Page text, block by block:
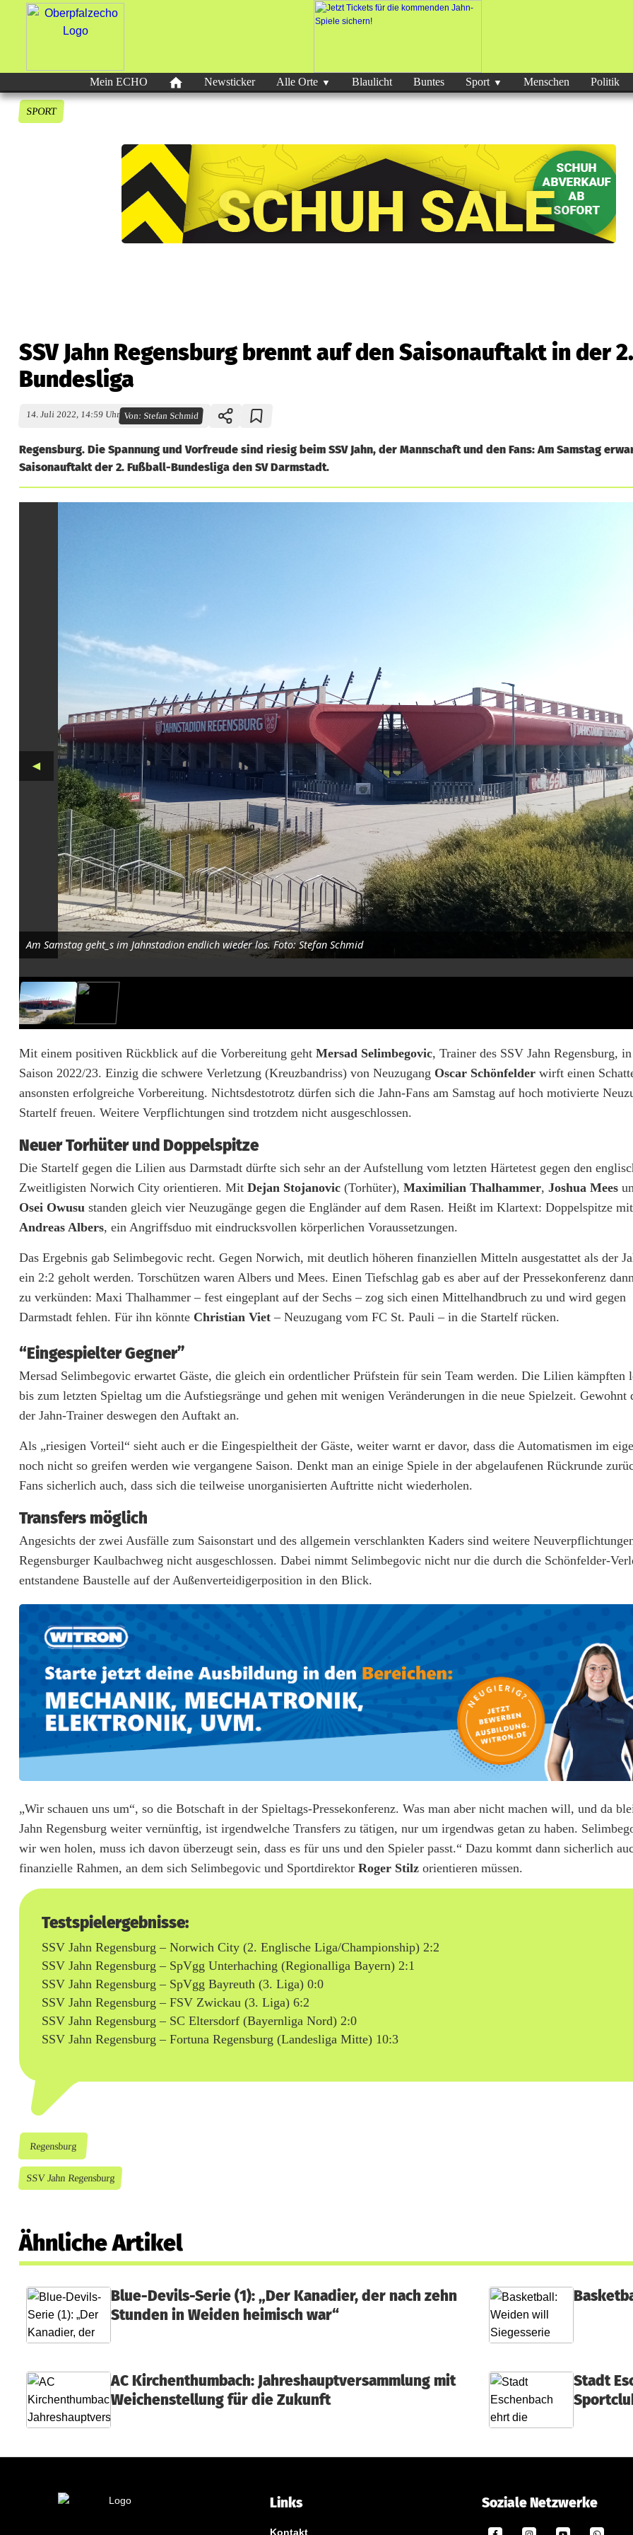
Mein ECHO Newsticker Alle Orte Blaulicht Buntes Sport Menschen Politik
SPORT
SSV Jahn Regensburg brennt auf den Saisonauftakt in der 2.
Bundesliga
14. Juli 2022, 14:59 Uhr Von: Stefan Schmid
Regensburg. Die Spannung und Vorfreude sind riesig beim SSV Jahn, der Mannschaft und den Fans: Am Samstag
Saisonauftakt der 2. Fußball-Bundesliga den SV Darmstadt.
g
e
g
r
e
n
n
t
u
f
d
n
S
a
i
s
o
a
u
f
t
a
k
e
r
2
B
u
d
a
Am Samstag geht_s im Jahnstadion endlich wieder los. Foto: Stefan Schmid
◄
Mit einem positiven Rückblick auf die Vorbereitung geht Mersad Selimbegovic, Trainer des SSV Jahn Regensburg,
Saison 2022/23. Einzig die schwere Verletzung (Kreuzbandriss) von Neuzugang Oscar Schönfelder wirft einen
ansonsten erfolgreiche Vorbereitung. Nichtsdestotrotz dürfen sich die Jahn-Fans am Samstag auf hoch motivierte
Startelf freuen. Weitere Verpflichtungen sind trotzdem nicht ausgeschlossen.
Neuer Torhüter und Doppelspitze
Die Startelf gegen die Lilien aus Darmstadt dürfte sich sehr an der Aufstellung vom letzten Härtetest gegen den
Zweitligisten Norwich City orientieren. Mit Dejan Stojanovic (Torhüter), Maximilian Thalhammer, Joshua Mees
Osei Owusu standen gleich vier Neuzugänge gegen die Engländer auf dem Rasen. Heißt im Klartext: Doppelspitze
Andreas Albers, ein Angriffsduo mit eindrucksvollen körperlichen Voraussetzungen.
Das Ergebnis gab Selimbegovic recht. Gegen Norwich, mit deutlich höheren finanziellen Mitteln ausgestattet als der
ein 2:2 geholt werden. Torschützen waren Albers und Mees. Einen Tiefschlag gab es aber auf der Pressekonferenz
zu verkünden: Maxi Thalhammer – fest eingeplant auf der Sechs – zog sich einen Mittelhandbruch zu und wird gegen
Darmstadt fehlen. Für ihn könnte Christian Viet – Neuzugang vom FC St. Pauli – in die Startelf rücken.
“Eingespielter Gegner”
Mersad Selimbegovic erwartet Gäste, die gleich ein ordentlicher Prüfstein für sein Team werden. Die Lilien kämpften
bis zum letzten Spieltag um die Aufstiegsränge und gehen mit wenigen Veränderungen in die neue Spielzeit. Gewohnt
der Jahn-Trainer deswegen den Auftakt an.
Als „riesigen Vorteil“ sieht auch er die Eingespieltheit der Gäste, weiter warnt er davor, dass die Automatismen im
noch nicht so greifen werden wie vergangene Saison. Denkt man an einige Spiele in der abgelaufenen Rückrunde
Fans sicherlich auch, dass sich die teilweise unorganisierten Auftritte nicht wiederholen.
Transfers möglich
Angesichts der zwei Ausfälle zum Saisonstart und des allgemein verschlankten Kaders sind weitere
Regensburger Kaulbachweg nicht ausgeschlossen. Dabei nimmt Selimbegovic nicht nur die durch die Schönfelder-
entstandene Baustelle auf der Außenverteidigerposition in den Blick.
„Wir schauen uns um“, so die Botschaft in der Spieltags-Pressekonferenz. Was man aber nicht machen will, und da
Jahn Regensburg weiter vernünftig, ist irgendwelche Transfers zu tätigen, nur um irgendwas getan zu haben.
wir wen holen, muss ich davon überzeugt sein, dass es für uns und den Spieler passt.“ Dazu kommt dann sicherlich
finanzielle Rahmen, an dem sich Selimbegovic und Sportdirektor Roger Stilz orientieren müssen.
Testspielergebnisse:
SSV Jahn Regensburg – Norwich City (2. Englische Liga/Championship) 2:2
SSV Jahn Regensburg – SpVgg Unterhaching (Regionalliga Bayern) 2:1
SSV Jahn Regensburg – SpVgg Bayreuth (3. Liga) 0:0
SSV Jahn Regensburg – FSV Zwickau (3. Liga) 6:2
SSV Jahn Regensburg – SC Eltersdorf (Bayernliga Nord) 2:0
SSV Jahn Regensburg – Fortuna Regensburg (Landesliga Mitte) 10:3
Regensburg
SSV Jahn Regensburg
Ähnliche Artikel
Blue-Devils-Serie (1): „Der Kanadier, der nach zehn
Stunden in Weiden heimisch war“
AC Kirchenthumbach: Jahreshauptversammlung mit
Weichenstellung für die Zukunft
Stadt
Links
Kontakt
Soziale Netzwerke